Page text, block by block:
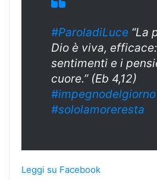
#ParoladiLuce “La
Dio è viva,
sentimenti e i
cuore.” (Eb 4,12)
#impegnodelgiorno
#sololamoreresta
Leggi su Facebook